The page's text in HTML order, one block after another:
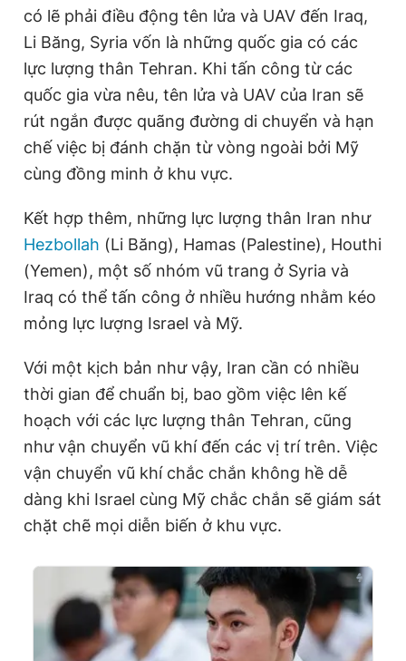
có lẽ phải điều động tên lửa và UAV đến Iraq,
Li Băng, Syria vốn là những quốc gia có các
lực lượng thân Tehran. Khi tấn công từ các
quốc gia vừa nêu, tên lửa và UAV của Iran sẽ
rút ngắn được quãng đường di chuyển và hạn
chế việc bị đánh chặn từ vòng ngoài bởi Mỹ
cùng đồng minh ở khu vực.
Kết hợp thêm, những lực lượng thân Iran như
Hezbollah (Li Băng), Hamas (Palestine), Houthi
(Yemen), một số nhóm vũ trang ở Syria và
Iraq có thể tấn công ở nhiều hướng nhằm kéo
mỏng lực lượng Israel và Mỹ.
Với một kịch bản như vậy, Iran cần có nhiều
thời gian để chuẩn bị, bao gồm việc lên kế
hoạch với các lực lượng thân Tehran, cũng
như vận chuyển vũ khí đến các vị trí trên. Việc
vận chuyển vũ khí chắc chắn không hề dễ
dàng khi Israel cùng Mỹ chắc chắn sẽ giám sát
chặt chẽ mọi diễn biến ở khu vực.